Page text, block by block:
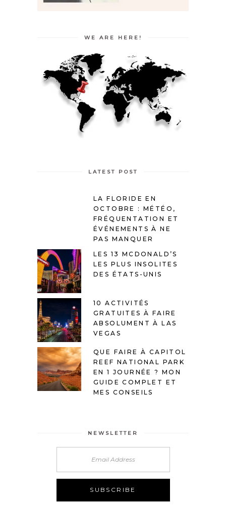
WE ARE HERE!
LATEST POST
LA FLORIDE EN
OCTOBRE : MÉTÉO,
FRÉQUENTATION ET
ÉVÉNEMENTS À NE
PAS MANQUER
LES 13 MCDONALD’S
LES PLUS INSOLITES
DES ÉTATS-UNIS
10 ACTIVITÉS
GRATUITES À FAIRE
ABSOLUMENT À LAS
VEGAS
QUE FAIRE À CAPITOL
REEF NATIONAL PARK
EN 1 JOURNÉE ? MON
GUIDE COMPLET ET
MES CONSEILS
NEWSLETTER